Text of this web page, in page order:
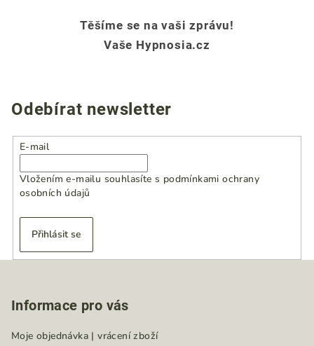
Těšíme se na vaši zprávu!
Vaše Hypnosia.cz
Odebírat newsletter
E-mail
Vložením e-mailu souhlasíte s podmínkami ochrany
osobních údajů
Přihlásit se
Informace pro vás
Moje objednávka | vrácení zboží